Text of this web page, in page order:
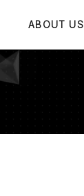
ABOUT US